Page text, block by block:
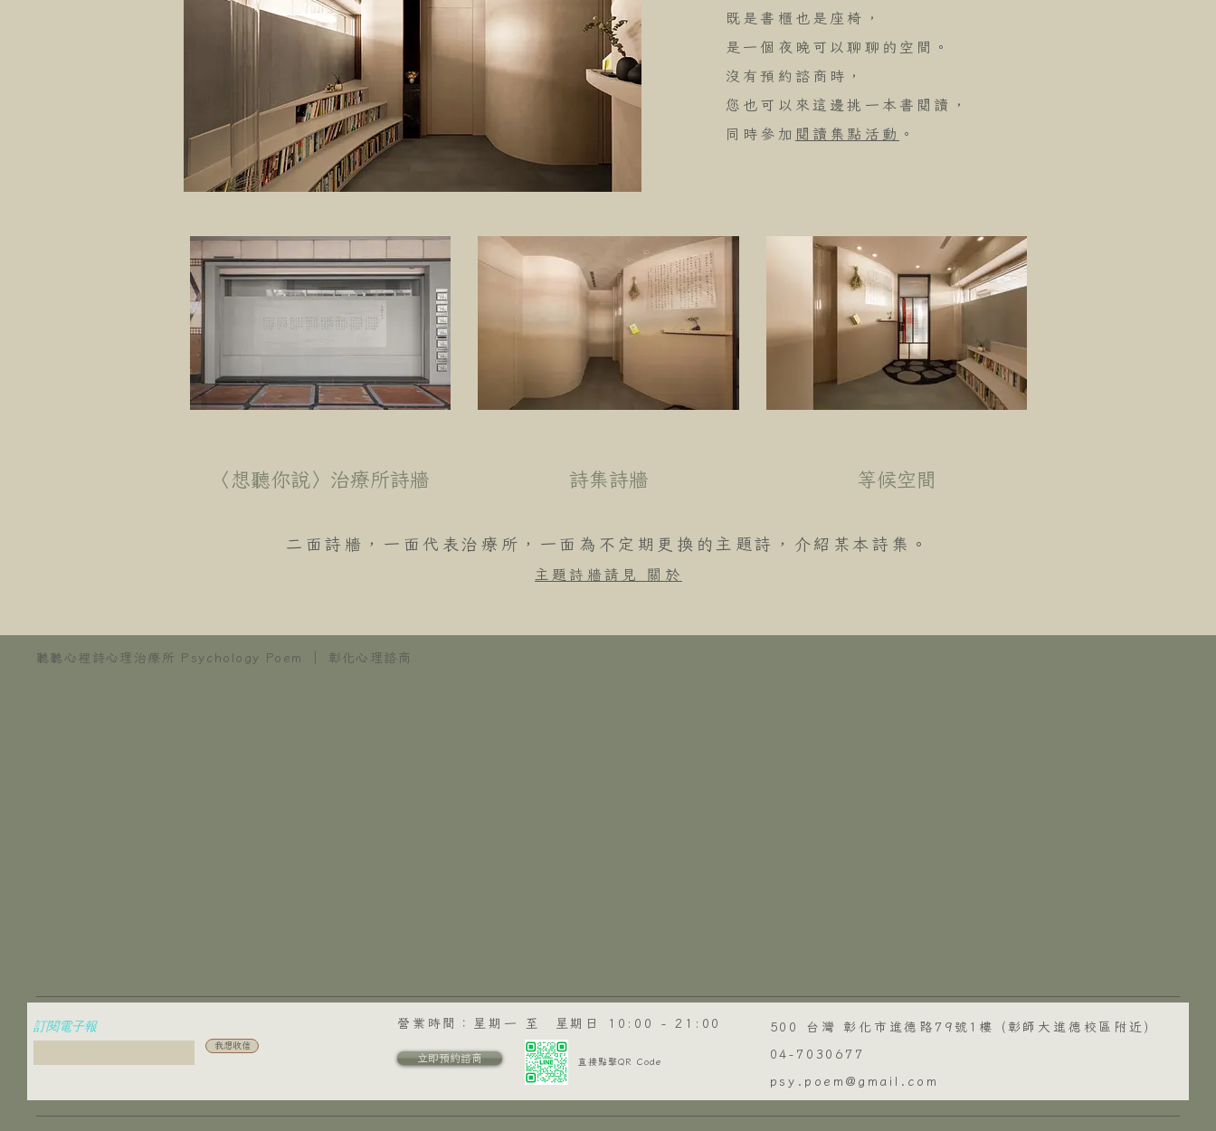
既是書櫃也是座椅，
是一個夜晚可以聊聊的空間。
沒有預約諮商時，
您也可以來這邊挑一本書閱讀，
同時參加 閱讀集點活動 。
〈想聽你說〉治療所詩牆 詩集詩牆 等候空間
二面詩牆，一面代表治療所，一面為不定期更換的主題詩，介紹某本詩集。
​主題詩牆請見 關於
聽聽心裡詩心理治療所 Psychology Poem ｜ 彰化心理諮商
訂閱電子報
我想收信
營業時間：星期一 至 星期日 10:00 - 21:00
立即預約諮商 直接點擊QR Code
500 台灣 彰化市進德路79號1樓 (彰師大進德校區附近)
​04-7030677
psy.poem@gmail.com